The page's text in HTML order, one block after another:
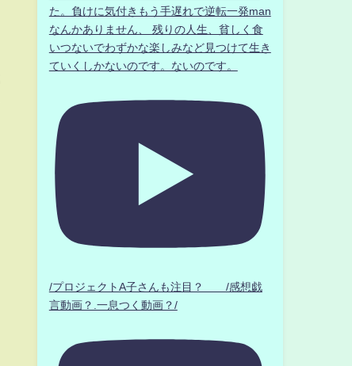
た。負けに気付きもう手遅れで逆転一発man
なんかありません、 残りの人生、貧しく食
いつないでわずかな楽しみなど見つけて生き
ていくしかないのです。ないのです。
/プロジェクトA子さんも注目？ /感想戯
言動画？.一息つく動画？/